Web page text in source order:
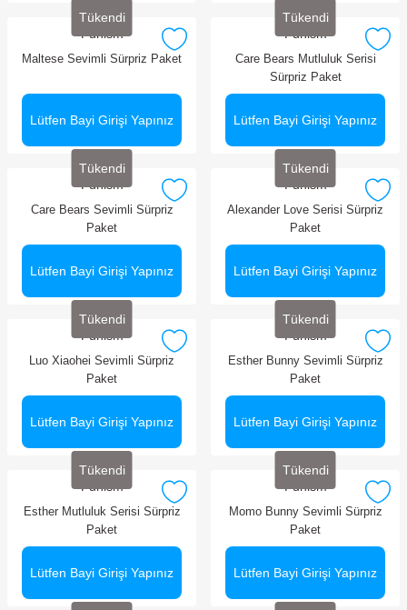
Tükendi
Funism
Maltese Sevimli Sürpriz Paket
Lütfen Bayi Girişi Yapınız
Tükendi
Funism
Care Bears Mutluluk Serisi
Sürpriz Paket
Lütfen Bayi Girişi Yapınız
Tükendi
Funism
Care Bears Sevimli Sürpriz
Paket
Lütfen Bayi Girişi Yapınız
Tükendi
Funism
Alexander Love Serisi Sürpriz
Paket
Lütfen Bayi Girişi Yapınız
Tükendi
Funism
Luo Xiaohei Sevimli Sürpriz
Paket
Lütfen Bayi Girişi Yapınız
Tükendi
Funism
Esther Bunny Sevimli Sürpriz
Paket
Lütfen Bayi Girişi Yapınız
Tükendi
Funism
Esther Mutluluk Serisi Sürpriz
Paket
Lütfen Bayi Girişi Yapınız
Tükendi
Funism
Momo Bunny Sevimli Sürpriz
Paket
Lütfen Bayi Girişi Yapınız